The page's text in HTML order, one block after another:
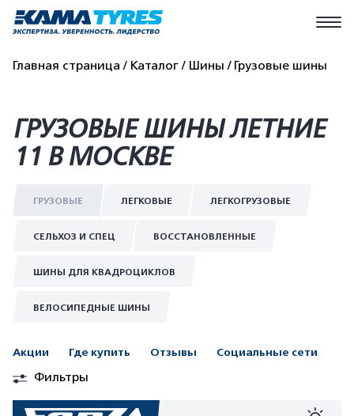
Главная страница Каталог Шины Грузовые шины
ГРУЗОВЫЕ ШИНЫ ЛЕТНИЕ
11 В МОСКВЕ
ГРУЗОВЫЕ ЛЕГКОВЫЕ ЛЕГКОГРУЗОВЫЕ
СЕЛЬХОЗ И СПЕЦ ВОССТАНОВЛЕННЫЕ
ШИНЫ ДЛЯ КВАДРОЦИКЛОВ
ВЕЛОСИПЕДНЫЕ ШИНЫ
Акции Где купить Отзывы Социальные сети
Фильтры